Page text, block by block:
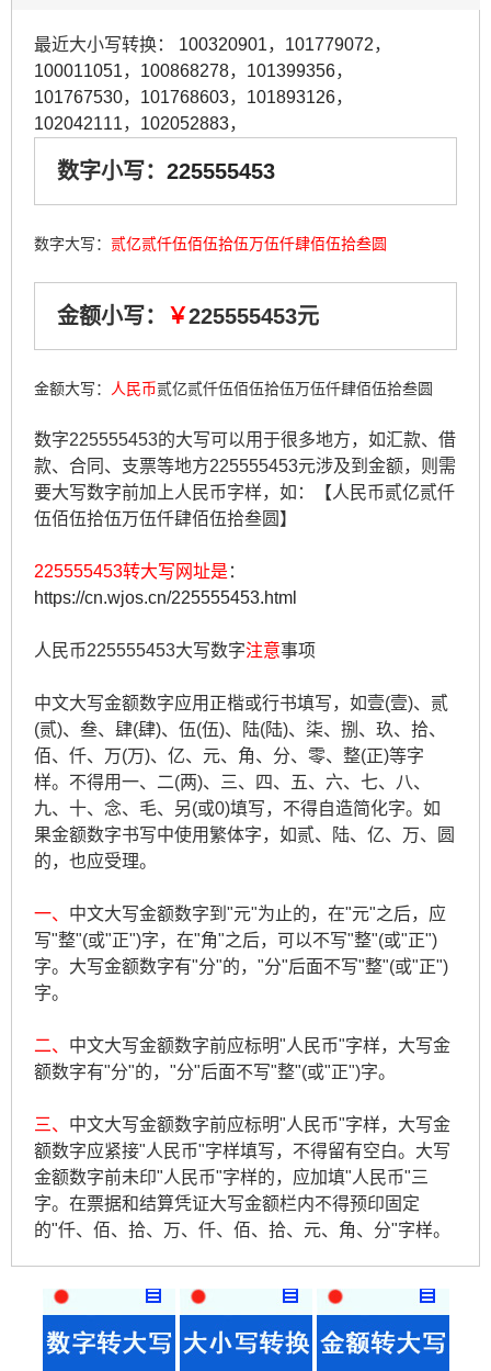
最近大小写转换： 100320901， 101779072，
100011051， 100868278， 101399356，
101767530， 101768603， 101893126，
102042111， 102052883，
数字小写： 225555453
数字大写： 贰亿贰仟伍佰伍拾伍万伍仟肆佰伍拾叁圆
金额小写： ￥225555453元
金额大写： 人民币贰亿贰仟伍佰伍拾伍万伍仟肆佰伍拾叁圆
数字225555453的大写可以用于很多地方，如汇款、借
款、合同、支票等地方225555453元涉及到金额，则需
要大写数字前加上人民币字样，如：【人民币贰亿贰仟
伍佰伍拾伍万伍仟肆佰伍拾叁圆】
225555453转大写网址是 ：
https://cn.wjos.cn/225555453.html
人民币225555453大写数字注意事项
中文大写金额数字应用正楷或行书填写，如壹(壹)、贰
(贰)、叁、肆(肆)、伍(伍)、陆(陆)、柒、捌、玖、拾、
佰、仟、万(万)、亿、元、角、分、零、整(正)等字
样。不得用一、二(两)、三、四、五、六、七、八、
九、十、念、毛、另(或0)填写，不得自造简化字。如
果金额数字书写中使用繁体字，如贰、陆、亿、万、圆
的，也应受理。
一、 中文大写金额数字到"元"为止的，在"元"之后，应
写"整"(或"正")字，在"角"之后，可以不写"整"(或"正")
字。大写金额数字有"分"的，"分"后面不写"整"(或"正")
字。
二、 中文大写金额数字前应标明"人民币"字样，大写金
额数字有"分"的，"分"后面不写"整"(或"正")字。
三、 中文大写金额数字前应标明"人民币"字样，大写金
额数字应紧接"人民币"字样填写，不得留有空白。大写
金额数字前未印"人民币"字样的，应加填"人民币"三
字。在票据和结算凭证大写金额栏内不得预印固定
的"仟、佰、拾、万、仟、佰、拾、元、角、分"字样。